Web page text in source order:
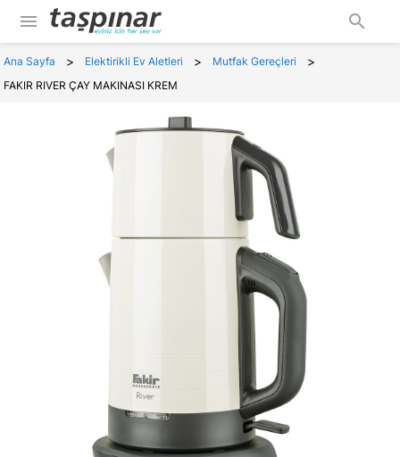
menu search
Ana Sayfa > Elektirikli Ev Aletleri > Mutfak Gereçleri >
FAKIR RIVER ÇAY MAKINASI KREM